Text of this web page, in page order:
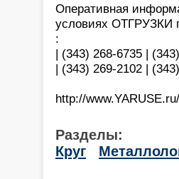
Оперативная
условиях ОТГРУЗКИ
:
| (343) 268-6735 |
| (343) 269-2102 |
http://
Разделы:
Круг